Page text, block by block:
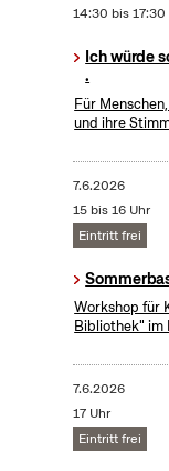
14:30 bis 17:30
Ich würde
.
Für
und ihre
7.6.2026
15 bis 16 Uhr
Eintritt frei
Workshop für
Bibliothek"
7.6.2026
17 Uhr
Eintritt frei